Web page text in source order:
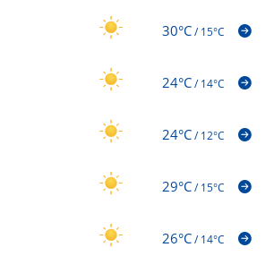
30°C/15°C
24°C/14°C
24°C/12°C
29°C/15°C
26°C/14°C